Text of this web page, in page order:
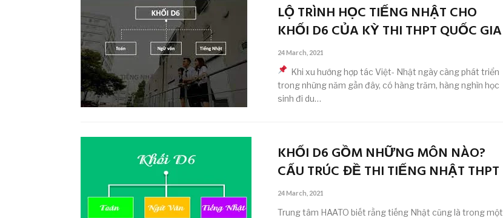
LỘ TRÌNH HỌC TIẾNG NHẬT CHO
KHỐI D6 CỦA KỲ THI THPT QUỐC GIA
24 March, 2021
Khi xu hướng hợp tác Việt- Nhật ngày càng phát triển
trong những năm gần đây, có hàng trăm, hàng nghìn học
sinh đi du…
KHỐI D6 GỒM NHỮNG MÔN NÀO?
CẤU TRÚC ĐỀ THI TIẾNG NHẬT THPT
24 March, 2021
Trung tâm HAATO biết rằng tiếng Nhật cũng là trong một